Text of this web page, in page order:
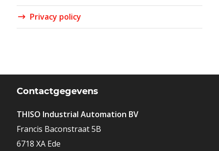
Privacy policy
Contactgegevens
THISO Industrial Automation BV
Francis Baconstraat 5B
6718 XA Ede